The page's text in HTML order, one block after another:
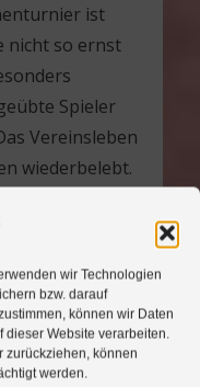
wir Technologien
bzw. darauf
können wir Daten
dieser Website verarbeiten.
zurückziehen, können
werden.
ist
nicht so ernst
Spieler
Vereinsleben
wiederbelebt.
Möglichkeit
Einblick zu
gebildet